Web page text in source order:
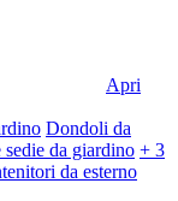
Apri
Dondoli da
da giardino + 3
da esterno